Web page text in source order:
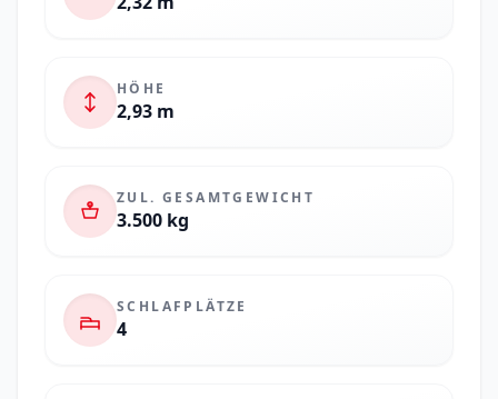
HÖHE
2,93 m
ZUL. GESAMTGEWICHT
3.500 kg
SCHLAFPLÄTZE
4